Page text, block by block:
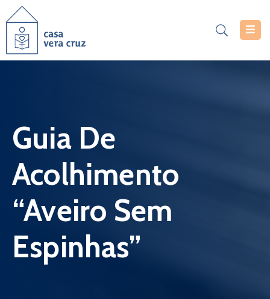
Casa
Projetos
Notícias
Inscrições
Contacte-
Nos
Guia De
Acolhimento
“Aveiro Sem
Espinhas”